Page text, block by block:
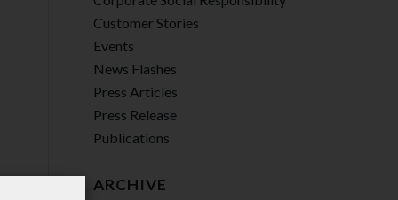
Customer Stories
Events
News Flashes
Press Articles
Press Release
Publications
ARCHIVE